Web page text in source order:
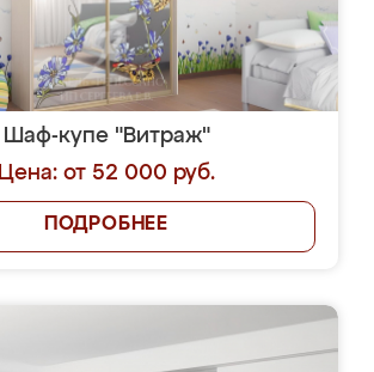
Шаф-купе "Витраж"
Цена: от 52 000 руб.
ПОДРОБНЕЕ